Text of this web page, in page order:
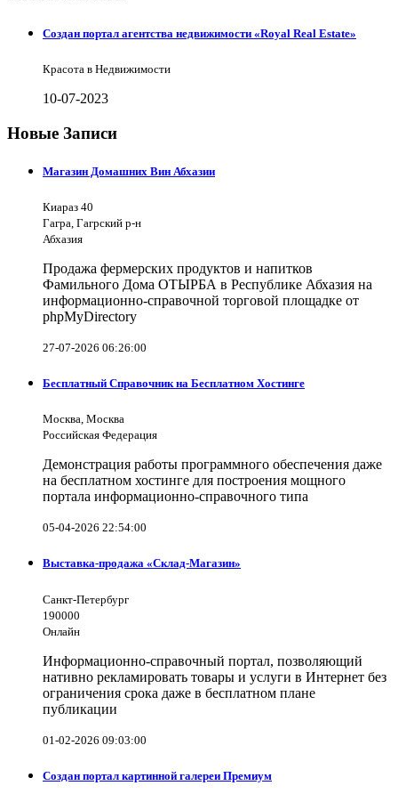
Создан портал агентства недвижимости «Royal Real Estate»
Красота в Недвижимости
10-07-2023
Новые Записи
Магазин Домашних Вин Абхазии
Киараз 40
Гагра, Гагрский р-н
Абхазия
Продажа фермерских продуктов и напитков
Фамильного Дома ОТЫРБА в Республике Абхазия на
информационно-справочной торговой площадке от
phpMyDirectory
27-07-2026 06:26:00
Бесплатный Справочник на Бесплатном Хостинге
Москва, Москва
Российская Федерация
Демонстрация работы программного обеспечения даже
на бесплатном хостинге для построения мощного
портала информационно-справочного типа
05-04-2026 22:54:00
Выставка-продажа «Склад-Магазин»
Санкт-Петербург
190000
Онлайн
Информационно-справочный портал, позволяющий
нативно рекламировать товары и услуги в Интернет без
ограничения срока даже в бесплатном плане
публикации
01-02-2026 09:03:00
Создан портал картинной галереи Премиум